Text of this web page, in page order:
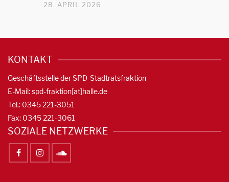
28. APRIL 2026
KONTAKT
Geschäftsstelle der SPD-Stadtratsfraktion
E-Mail: spd-fraktion[at]halle.de
Tel.: 0345 221-3051
Fax: 0345 221-3061
SOZIALE NETZWERKE